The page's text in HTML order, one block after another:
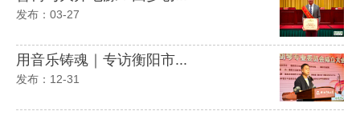
发布：03-27
用音乐铸魂｜专访衡阳市...
发布：12-31